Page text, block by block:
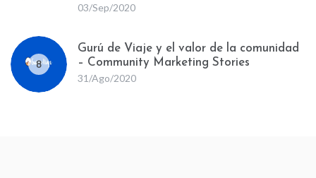
03/Sep/2020
8
Gurú de Viaje y el valor de la comunidad
– Community Marketing Stories
31/Ago/2020